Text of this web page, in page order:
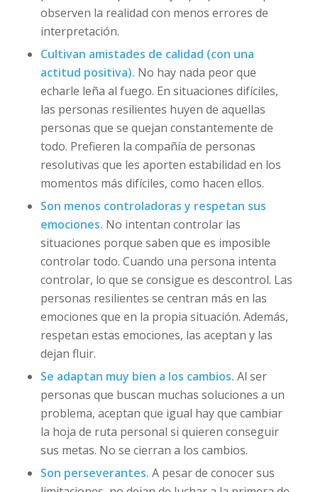
observen la realidad con menos errores de
interpretación.
Cultivan amistades de calidad (con una
actitud positiva). No hay nada peor que
echarle leña al fuego. En situaciones difíciles,
las personas resilientes huyen de aquellas
personas que se quejan constantemente de
todo. Prefieren la compañía de personas
resolutivas que les aporten estabilidad en los
momentos más difíciles, como hacen ellos.
Son menos controladoras y respetan sus
emociones. No intentan controlar las
situaciones porque saben que es imposible
controlar todo. Cuando una persona intenta
controlar, lo que se consigue es descontrol. Las
personas resilientes se centran más en las
emociones que en la propia situación. Además,
respetan estas emociones, las aceptan y las
dejan fluir.
Se adaptan muy bien a los cambios. Al ser
personas que buscan muchas soluciones a un
problema, aceptan que igual hay que cambiar
la hoja de ruta personal si quieren conseguir
sus metas. No se cierran a los cambios.
Son perseverantes. A pesar de conocer sus